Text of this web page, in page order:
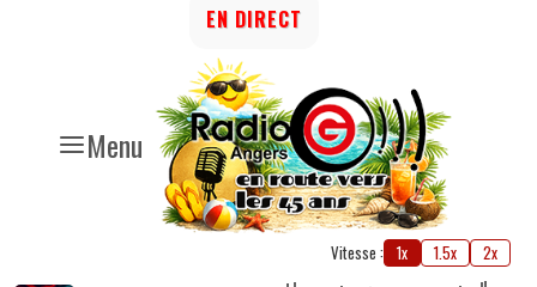
Menu
EN DIRECT
Vitesse : 1x 1.5x 2x